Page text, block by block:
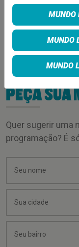
PEÇA SUA
Quer sugerir uma
programação? É
MUNDO
MUNDO
MUNDO